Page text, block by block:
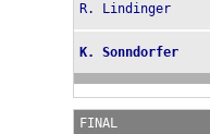
R. Lindinger
K. Sonndorfer
FINAL